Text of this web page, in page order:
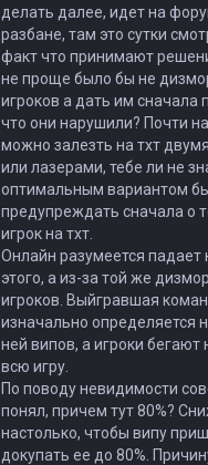
делать далее, идет на
разбане, там это сутки
факт что принимают
не проще было бы не
игроков а дать им сначала
что они нарушили? Почти
можно залезть на тхт
или лазерами, тебе ли не
оптимальным вариантом
предупреждать сначала о
игрок на тхт.
Онлайн разумеется падает
этого, а из-за той же
игроков. Выйгравшая
изначально определяется
ней випов, а игроки бегают
всю игру.
По поводу невидимости
понял, причем тут 80%?
настолько, чтобы випу
докупать ее до 80%.